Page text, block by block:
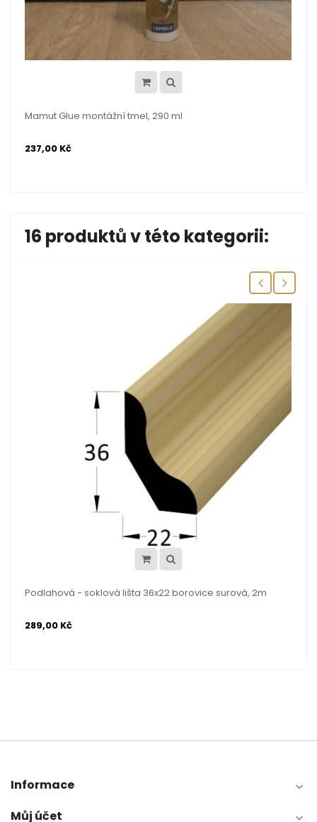
Mamut Glue montážní tmel, 290 ml
237,00 Kč
16 produktů v této kategorii:
Podlahová - soklová lišta 36x22 borovice surová, 2m
289,00 Kč
Informace 
Můj účet 